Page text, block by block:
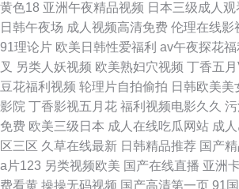
黄色18 亚洲午夜精品视频 日本三级成人观
日韩午夜场 成人视频高清免费 伦理在线影
91理论片 欧美日韩性爱福利 av午夜探花福
叉 另类人妖视频 欧美熟妇穴视频 丁香五
豆花福利视频 轮理片自拍偷拍 日韩欧美美
影院 丁香影视五月花 福利视频电影久久
免费 欧美三级日本 成人在线吃瓜网站 成
区三区 久草在线最新 日韩精品推荐 国产
a片123 另类视频欧美 国产在线直播 亚洲
费看黄 操操无码视频 国产高清第一页 91